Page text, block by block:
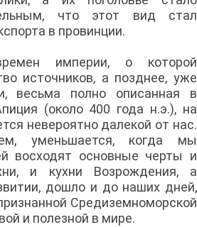
что этот вид стал
в провинции.
империи, о которой
источников, а позднее, уже
весьма полно описанная в
(около 400 года н.э.), на
невероятно далекой от нас.
уменьшается, когда мы
восходят основные черты и
и кухни Возрождения, а
дошло и до наших дней,
Средиземноморской
и полезной в мире.